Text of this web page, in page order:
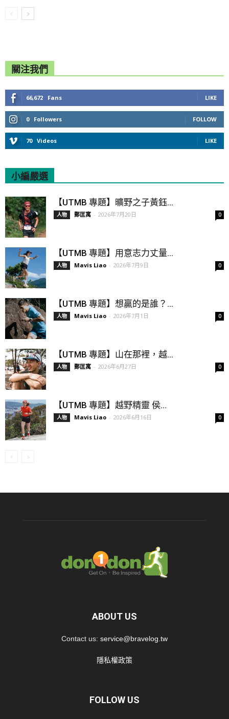
關注我們
66,672 Fans LIKE
0 Followers FOLLOW
70 Videos LIKE
小編嚴選
【UTMB 專題】曠野之子黃鈺...
人物 鄭匡寓 - 2026年7月20日 0
【UTMB 專題】用意志力丈量...
人物 Mavis Liao - 2026年7月9日 0
【UTMB 專題】想贏的是誰？...
人物 Mavis Liao - 2026年7月1日 0
【UTMB 專題】山在那裡，越...
人物 鄭匡寓 - 2026年6月27日 0
【UTMB 專題】越野精靈 侯...
人物 Mavis Liao - 2026年6月16日 0
ABOUT US
Contact us: service@bravelog.tw
隱私權政策
FOLLOW US